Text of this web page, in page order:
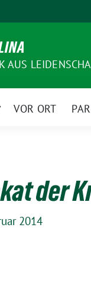
AUS
VOR ORT
der
2014